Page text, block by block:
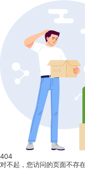
404
对不起，您访问的页面不存在